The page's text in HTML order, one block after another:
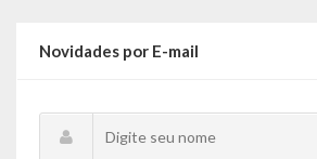
Novidades por E-mail